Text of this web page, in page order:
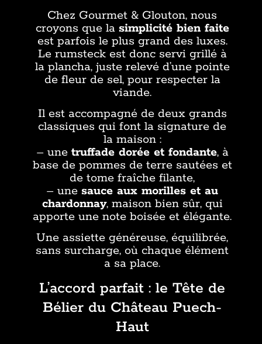
Chez Gourmet & Glouton, nous
croyons que la simplicité bien faite
est parfois le plus grand des luxes.
Le rumsteck est donc servi grillé à
la plancha, juste relevé d’une pointe
de fleur de sel, pour respecter la
viande.
Il est accompagné de deux grands
classiques qui font la signature de
la maison :
– une truffade dorée et fondante, à
base de pommes de terre sautées et
de tome fraîche filante,
– unesauce aux morilles et au
chardonnay, maison bien sûr, qui
apporte une note boisée et élégante.
Une assiette généreuse, équilibrée,
sans surcharge, où chaque élément
a sa place.
L’accord parfait : le Tête de
Bélier du Château Puech-
Haut